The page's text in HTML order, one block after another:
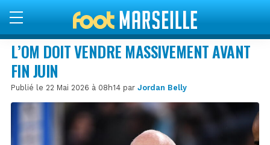
L’OM DOIT VENDRE MASSIVEMENT AVANT
FIN JUIN
Publié le 22 Mai 2026 à 08h14 par Jordan Belly